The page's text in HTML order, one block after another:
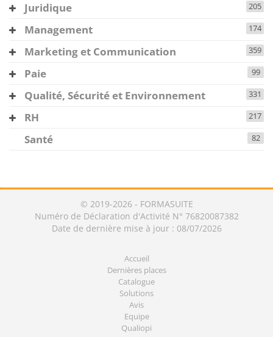
Juridique 205
Management 174
Marketing et Communication 359
Paie 99
Qualité, Sécurité et Environnement 331
RH 217
Santé 82
© 2019-2026 - FORMASUITE
Numéro de Déclaration d'Activité N° 76820087382
Date de dernière mise à jour : 08/07/2026
Accueil
Dernières places
Catalogue
Solutions
Avis
Equipe
Qualiopi